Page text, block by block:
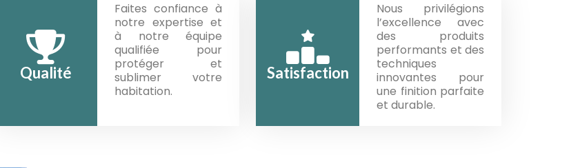
Qualité
Faites confiance à
notre expertise et
à notre équipe
qualifiée pour
protéger et
sublimer votre
habitation.
Satisfaction
Nous privilégions
l’excellence avec
des produits
performants et des
techniques
innovantes pour
une finition parfaite
et durable.